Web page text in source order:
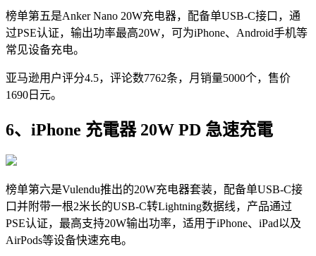
榜单第五是Anker Nano 20W充电器，配备单USB-C接口，通
过PSE认证，输出功率最高20W，可为iPhone、Android手机等
常见设备充电。
亚马逊用户评分4.5，评论数7762条，月销量5000个，售价
1690日元。
6、iPhone 充電器 20W PD 急速充電
榜单第六是Vulendu推出的20W充电器套装，配备单USB-C接
口并附带一根2米长的USB-C转Lightning数据线，产品通过
PSE认证，最高支持20W输出功率，适用于iPhone、iPad以及
AirPods等设备快速充电。